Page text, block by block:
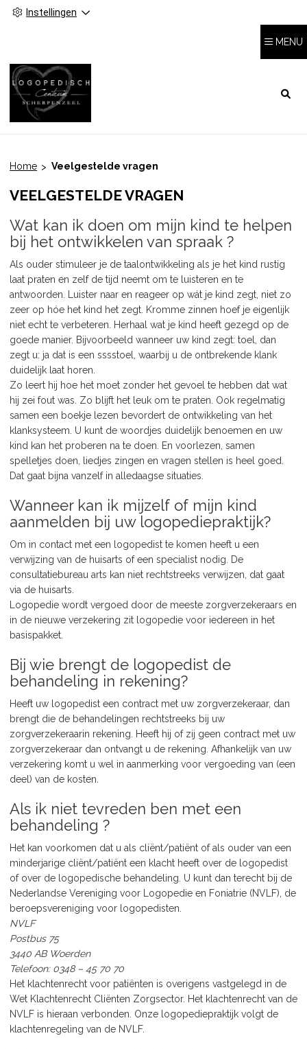
Instellingen
MENU
Home Veelgestelde vragen
VEELGESTELDE VRAGEN
Wat kan ik doen om mijn kind te helpen
bij het ontwikkelen van spraak ?
Als ouder stimuleer je de taalontwikkeling als je het kind rustig
laat praten en zelf de tijd neemt om te luisteren en te
antwoorden. Luister naar en reageer op wát je kind zegt, niet zo
zeer op hóe het kind het zegt. Kromme zinnen hoef je eigenlijk
niet echt te verbeteren. Herhaal wat je kind heeft gezegd op de
goede manier. Bijvoorbeeld wanneer uw kind zegt: toel, dan
zegt u: ja dat is een sssstoel, waarbij u de ontbrekende klank
duidelijk laat horen.
Zo leert hij hoe het moet zonder het gevoel te hebben dat wat
hij zei fout was. Zo blijft het leuk om te praten. Ook regelmatig
samen een boekje lezen bevordert de ontwikkeling van het
klanksysteem. U kunt de woordjes duidelijk benoemen en uw
kind kan het proberen na te doen. En voorlezen, samen
spelletjes doen, liedjes zingen en vragen stellen is heel goed.
Dat gaat bijna vanzelf in alledaagse situaties.
Wanneer kan ik mijzelf of mijn kind
aanmelden bij uw logopediepraktijk?
Om in contact met een logopedist te komen heeft u een
verwijzing van de huisarts of een specialist nodig. De
consultatiebureau arts kan niet rechtstreeks verwijzen, dat gaat
via de huisarts.
Logopedie wordt vergoed door de meeste zorgverzekeraars en
in de nieuwe verzekering zit logopedie voor iedereen in het
basispakket.
Bij wie brengt de logopedist de
behandeling in rekening?
Heeft uw logopedist een contract met uw zorgverzekeraar, dan
brengt die de behandelingen rechtstreeks bij uw
zorgverzekeraarin rekening. Heeft hij of zij geen contract met uw
zorgverzekeraar dan ontvangt u de rekening. Afhankelijk van uw
verzekering komt u wel in aanmerking voor vergoeding van (een
deel) van de kosten.
Als ik niet tevreden ben met een
behandeling ?
Het kan voorkomen dat u als cliënt/patiënt of als ouder van een
minderjarige cliënt/patiënt een klacht heeft over de logopedist
of over de logopedische behandeling. U kunt dan terecht bij de
Nederlandse Vereniging voor Logopedie en Foniatrie (NVLF), de
beroepsvereniging voor logopedisten.
NVLF
Postbus 75
3440 AB Woerden
Telefoon: 0348 – 45 70 70
Het klachtenrecht voor patiënten is overigens vastgelegd in de
Wet Klachtenrecht Cliënten Zorgsector. Het klachtenrecht van de
NVLF is hieraan verbonden. Onze logopediepraktijk volgt de
klachtenregeling van de NVLF.